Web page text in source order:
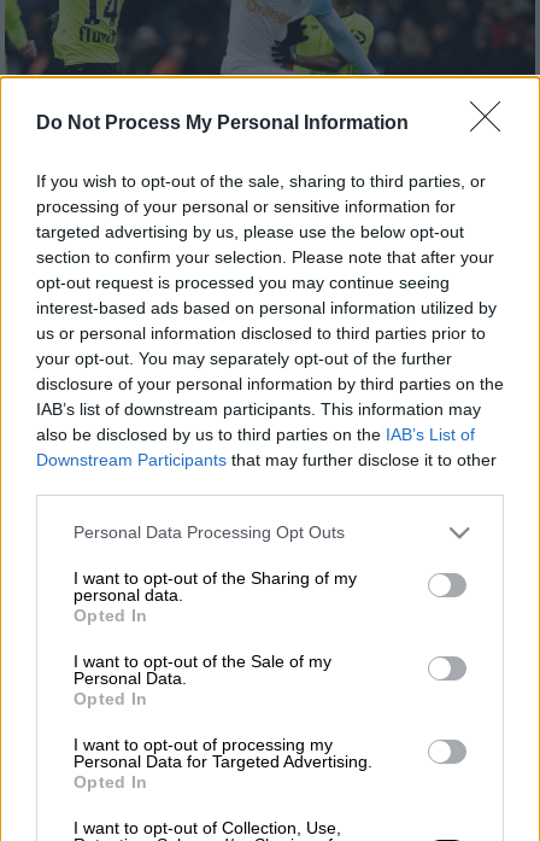
Do Not Process My Personal Information
If you wish to opt-out of the sale, sharing to third parties, or
processing of your personal or sensitive information for
targeted advertising by us, please use the below opt-out
section to confirm your selection. Please note that after your
opt-out request is processed you may continue seeing
interest-based ads based on personal information utilized by
us or personal information disclosed to third parties prior to
your opt-out. You may separately opt-out of the further
disclosure of your personal information by third parties on the
IAB’s list of downstream participants. This information may
also be disclosed by us to third parties on the IAB’s List of
Downstream Participants that may further disclose it to other
Please note that this website/app uses one or more Google
not limited to your visit or usage behaviour. You may click to
grant or deny consent to Google and its third-party tags to
use your data for below specified purposes in below Google
consent section.
Personal Data Processing Opt Outs
I want to opt-out of the Sharing of my
personal data.
Opted In
I want to opt-out of the Sale of my
Personal Data.
Opted In
I want to opt-out of processing my
Personal Data for Targeted Advertising.
Opted In
I want to opt-out of Collection, Use,
Προσθέστε το ΕΘΝΟΣ στη Google
ΟΜάριο Μπαλοτέλισυνεχίζει τις τρέλες
στηΝάποληκατά τη διάρκεια των διακοπών
του. Μολονότι είναι χωρίς ομάδα, καθώς δεν
ανήκει πια στο δυναμικό τηςΜαρσέιγ, δεν
δείχνει να ανησυχεί και πολύ. Το αντίθετο
συμβαίνει καθώς ξεσκάει κάνοντας ένα
πρωταγωνιστής ενός απίστευτου
περιστατικού που καταδεικνύει και την
τρέλα που κουβαλά.
Κατά τη διάρκεια μιας βόλτας στο κέντρο
της πόλης έβαλε στοίχημα προκαλώντας
βουτήξει με την βέσπα του στη θάλασσα.
Μάλιστα τον δελέασε με 2.000 ευρώ!